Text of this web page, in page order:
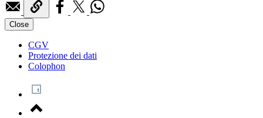
Close
CGV
Protezione dei dati
Colophon